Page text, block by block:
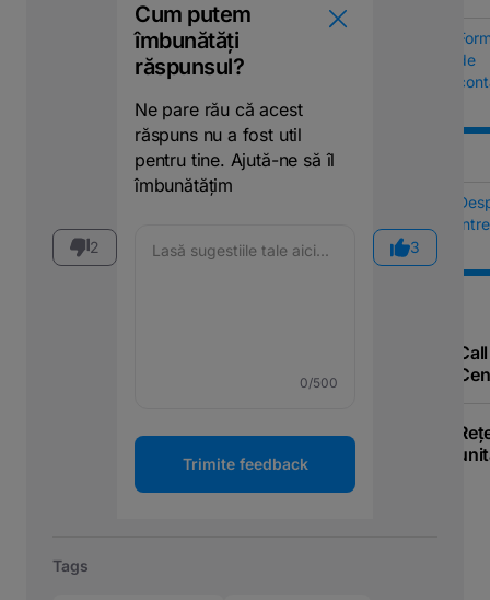
de
Call
2
Cum putem
îmbunătăți
răspunsul?
Ne pare rău că acest
răspuns nu a fost util
pentru tine. Ajută-ne să îl
îmbunătățim
0/500
Trimite feedback
3
Tags